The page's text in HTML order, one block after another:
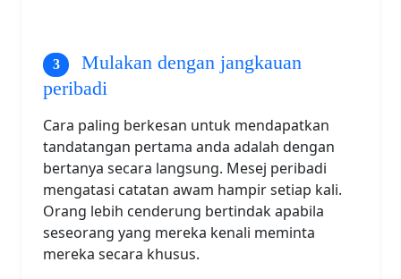
Mulakan dengan jangkauan
peribadi
Cara paling berkesan untuk mendapatkan
tandatangan pertama anda adalah dengan
bertanya secara langsung. Mesej peribadi
mengatasi catatan awam hampir setiap kali.
Orang lebih cenderung bertindak apabila
seseorang yang mereka kenali meminta
mereka secara khusus.